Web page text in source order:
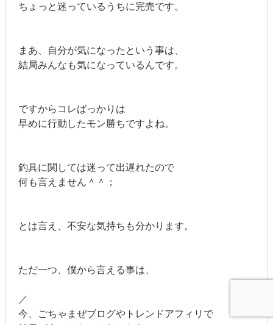
ちょっと迷っているうちに完売です。
まあ、自分が気になったという事は、
結局みんなも気になっているんです。
ですからコレばっかりは
早めに行動したモン勝ちですよね。
釣具に関しては迷って出遅れたので
何も言えません＾＾；
とは言え、不安な気持ちも分かります。
ただ一つ、僕から言える事は、
／
今、ごちゃまぜブログやトレンドアフィリで